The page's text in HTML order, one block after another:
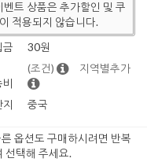
벤트 상품은 추가할인 및 쿠
적용되지 않습니다.
금
30원
(조건) 지역별추가
중국
옵션도 구매하시려면 반복
선택해 주세요.